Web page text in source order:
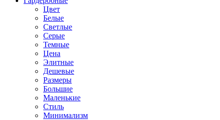
Цвет
Белые
Светлые
Серые
Темные
Цена
Элитные
Дешевые
Размеры
Большие
Маленькие
Стиль
Минимализм